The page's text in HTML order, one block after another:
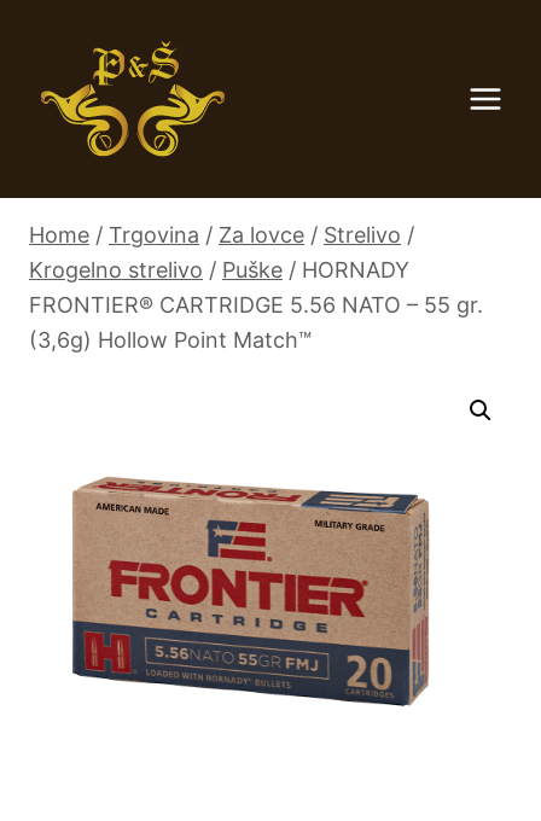
Home / Trgovina / Za lovce / Strelivo /
Krogelno strelivo / Puške / HORNADY
FRONTIER® CARTRIDGE 5.56 NATO – 55 gr.
(3,6g) Hollow Point Match™